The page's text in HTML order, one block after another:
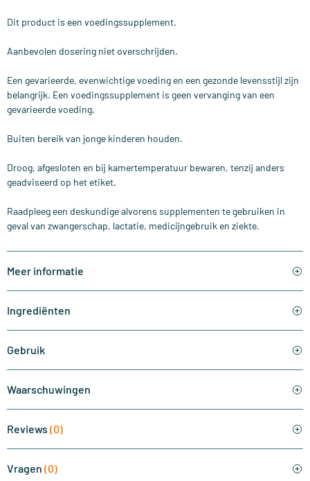
Dit product is een voedingssupplement.
Aanbevolen dosering niet overschrijden.
Een gevarieerde, evenwichtige voeding en een gezonde levensstijl zijn
belangrijk. Een voedingssupplement is geen vervanging van een
gevarieerde voeding.
Buiten bereik van jonge kinderen houden.
Droog, afgesloten en bij kamertemperatuur bewaren, tenzij anders
geadviseerd op het etiket.
Raadpleeg een deskundige alvorens supplementen te gebruiken in
geval van zwangerschap, lactatie, medicijngebruik en ziekte.
Meer informatie
Ingrediënten
Gebruik
Waarschuwingen
Reviews (0)
Vragen (0)